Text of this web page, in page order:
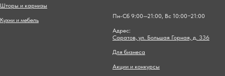
Шторы и карнизы
Кухни и мебель
Пн-Сб 9:00—21:00, Вс 10:00−21:00
Адрес:
Саратов, ул. Большая Горная, д. 336
Для бизнеса
Акции и конкурсы